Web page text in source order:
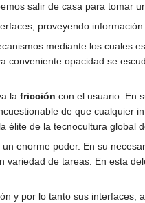
salir de casa para tomar
proveyendo
mediante los cuales
conveniente opacidad se
la fricción con el usuario. En
de que cualquier
élite de la tecnocultura global
enorme poder. En su
de tareas. En esta
y por lo tanto sus interfaces,